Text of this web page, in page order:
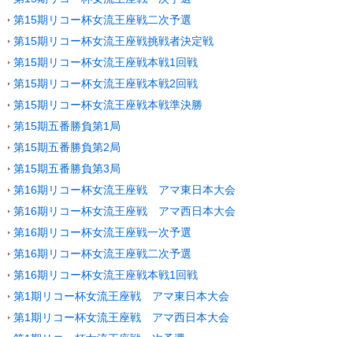
第15期リコー杯女流王座戦二次予選
第15期リコー杯女流王座戦挑戦者決定戦
第15期リコー杯女流王座戦本戦1回戦
第15期リコー杯女流王座戦本戦2回戦
第15期リコー杯女流王座戦本戦準決勝
第15期五番勝負第1局
第15期五番勝負第2局
第15期五番勝負第3局
第16期リコー杯女流王座戦 アマ東日本大会
第16期リコー杯女流王座戦 アマ西日本大会
第16期リコー杯女流王座戦一次予選
第16期リコー杯女流王座戦二次予選
第16期リコー杯女流王座戦本戦1回戦
第1期リコー杯女流王座戦 アマ東日本大会
第1期リコー杯女流王座戦 アマ西日本大会